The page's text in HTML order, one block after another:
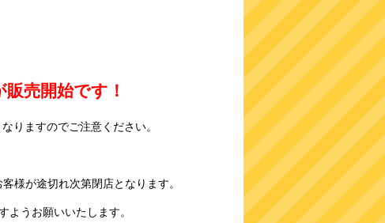
売開始です！
りますのでご注意ください。
様が途切れ次第閉店となります。
ようお願いいたします。